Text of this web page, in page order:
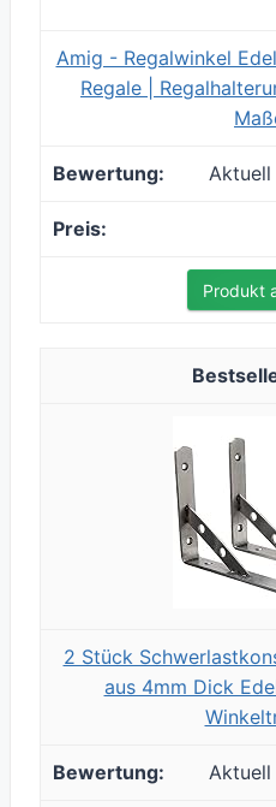
Amig - Regalwinkel
Regale |
Aktuell
Produkt
2 Stück
aus 4mm Dick
Aktuell